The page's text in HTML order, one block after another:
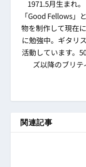
1971.5月生まれ
「Good Fellows」
物を制作して現在
に勉強中。ギタリ
活動しています。
ズ以降のブリテ
関連記事